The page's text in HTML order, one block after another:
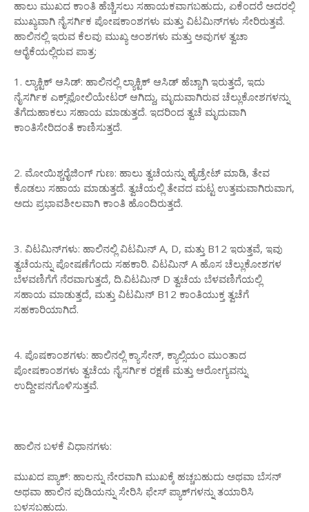
ಹಾಲು ಮುಖದ ಕಾಂತಿ ಹೆಚ್ಚಿಸಲು ಸಹಾಯಕವಾಗಬಹುದು, ಏಕೆಂದರೆ ಅದರಲ್ಲಿ
ಮುಖ್ಯವಾಗಿ ನೈಸರ್ಗಿಕ ಪೋಷಕಾಂಶಗಳು ಮತ್ತು ವಿಟಮಿನ್‌ಗಳು ಸೇರಿರುತ್ತವೆ.
ಹಾಲಿನಲ್ಲಿ ಇರುವ ಕೆಲವು ಮುಖ್ಯ ಅಂಶಗಳು ಮತ್ತು ಅವುಗಳ ತ್ವಚಾ
ಆರೈಕೆಯಲ್ಲಿರುವ ಪಾತ್ರ:
1. ಲ್ಯಾಕ್ಟಿಕ್ ಆಸಿಡ್: ಹಾಲಿನಲ್ಲಿ ಲ್ಯಾಕ್ಟಿಕ್ ಆಸಿಡ್ ಹೆಚ್ಚಾಗಿ ಇರುತ್ತದೆ, ಇದು
ನೈಸರ್ಗಿಕ ಎಕ್ಸ್‌ಫೋಲಿಯೇಟರ್ ಆಗಿದ್ದು, ಮೃದುವಾಗಿರುವ ಚೆಲ್ಲುಕೋಶಗಳನ್ನು
ತೆಗೆದುಹಾಕಲು ಸಹಾಯ ಮಾಡುತ್ತದೆ. ಇದರಿಂದ ತ್ವಚೆ ಮೃದುವಾಗಿ
ಕಾಂತಿಸೇರಿದಂತೆ ಕಾಣಿಸುತ್ತದೆ.
2. ಮೋಯಿಶ್ಚರೈಜಿಂಗ್ ಗುಣ: ಹಾಲು ತ್ವಚೆಯನ್ನು ಹೈಡ್ರೇಟ್ ಮಾಡಿ, ತೇವ
ಕೊಡಲು ಸಹಾಯ ಮಾಡುತ್ತದೆ. ತ್ವಚೆಯಲ್ಲಿ ತೇವದ ಮಟ್ಟ ಉತ್ತಮವಾಗಿರುವಾಗ,
ಅದು ಪ್ರಭಾವಶೀಲವಾಗಿ ಕಾಂತಿ ಹೊಂದಿರುತ್ತದೆ.
3. ವಿಟಮಿನ್‌ಗಳು: ಹಾಲಿನಲ್ಲಿ ವಿಟಮಿನ್ A, D, ಮತ್ತು B12 ಇರುತ್ತವೆ, ಇವು
ತ್ವಚೆಯನ್ನು ಪೋಷಣೆಗೆಂದು ಸಹಕಾರಿ. ವಿಟಮಿನ್ A ಹೊಸ ಚೆಲ್ಲುಕೋಶಗಳ
ಬೆಳವಣಿಗೆಗೆ ನೆರವಾಗುತ್ತದೆ, ದಿ.ವಿಟಮಿನ್ D ತ್ವಚೆಯ ಬೆಳವಣಿಗೆಯಲ್ಲಿ
ಸಹಾಯ ಮಾಡುತ್ತದೆ, ಮತ್ತು ವಿಟಮಿನ್ B12 ಕಾಂತಿಯುಕ್ತ ತ್ವಚೆಗೆ
ಸಹಕಾರಿಯಾಗಿದೆ.
4. ಪೊಷಕಾಂಶಗಳು: ಹಾಲಿನಲ್ಲಿ ಕ್ಯಾಸೇನ್, ಕ್ಯಾಲ್ಸಿಯಂ ಮುಂತಾದ
ಪೋಷಕಾಂಶಗಳು ತ್ವಚೆಯ ನೈಸರ್ಗಿಕ ರಕ್ಷಣೆ ಮತ್ತು ಆರೋಗ್ಯವನ್ನು
ಉದ್ದೀಪನಗೊಳಿಸುತ್ತವೆ.
ಹಾಲಿನ ಬಳಕೆ ವಿಧಾನಗಳು:
ಮುಖದ ಪ್ಯಾಕ್: ಹಾಲನ್ನು ನೇರವಾಗಿ ಮುಖಕ್ಕೆ ಹಚ್ಚಬಹುದು ಅಥವಾ ಬೆಸನ್
ಅಥವಾ ಹಾಲಿನ ಪುಡಿಯನ್ನು ಸೇರಿಸಿ ಫೇಸ್ ಪ್ಯಾಕ್‌ಗಳನ್ನು ತಯಾರಿಸಿ
ಬಳಸಬಹುದು.